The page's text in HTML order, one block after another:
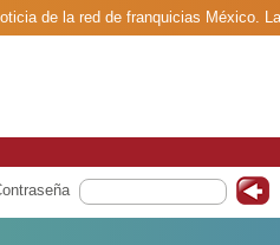
de la red de franquicias México.